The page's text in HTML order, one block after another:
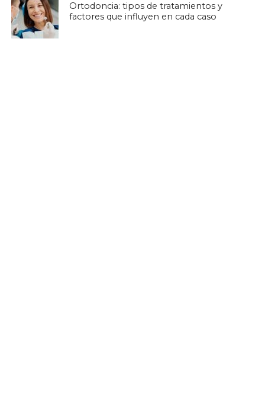
Ortodoncia: tipos de tratamientos y
factores que influyen en cada caso